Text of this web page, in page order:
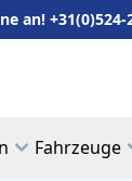
an! +31(0)524-
Fahrzeuge